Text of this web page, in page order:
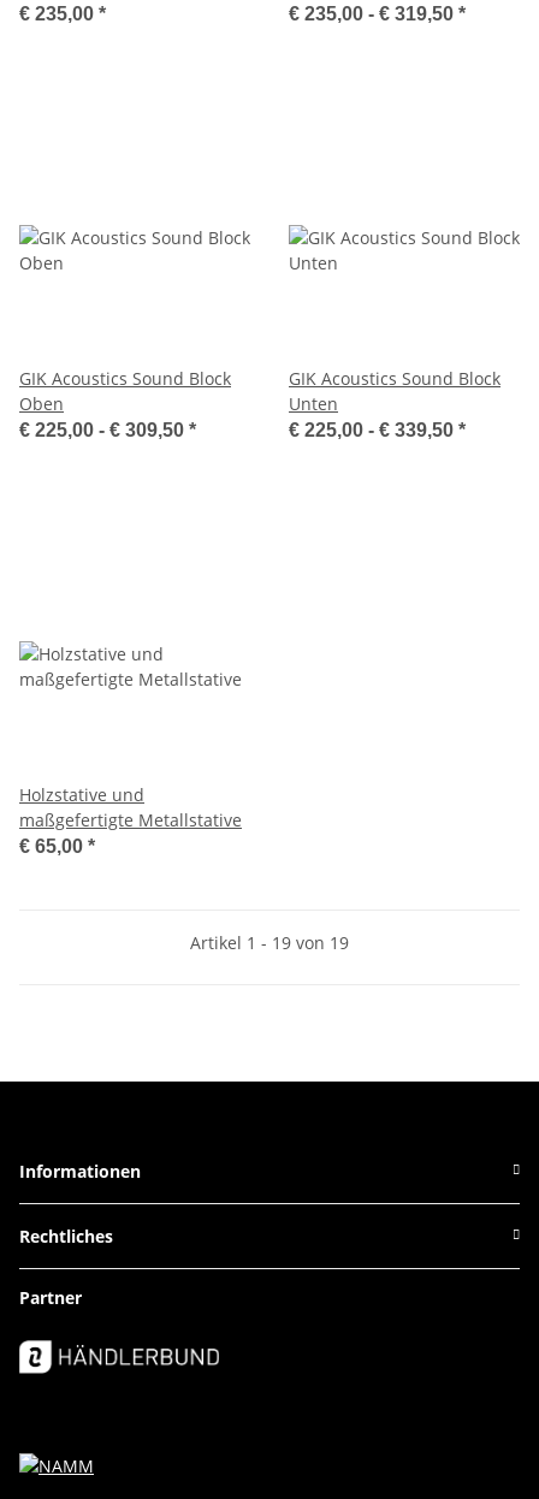
€ 235,00 * € 235,00 - € 319,50 *
GIK Acoustics Sound Block
Oben
€ 225,00 - € 309,50 *
GIK Acoustics Sound Block
Unten
€ 225,00 - € 339,50 *
Holzstative und
maßgefertigte Metallstative
€ 65,00 *
Artikel 1 - 19 von 19
Informationen
Rechtliches
Partner